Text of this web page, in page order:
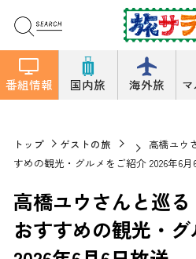
番組情報 国内旅 海外旅
トップ ゲストの旅
高橋ユウ
すめの観光・グルメをご紹介 2026年6月
高橋ユウさんと巡る
おすすめの観光・